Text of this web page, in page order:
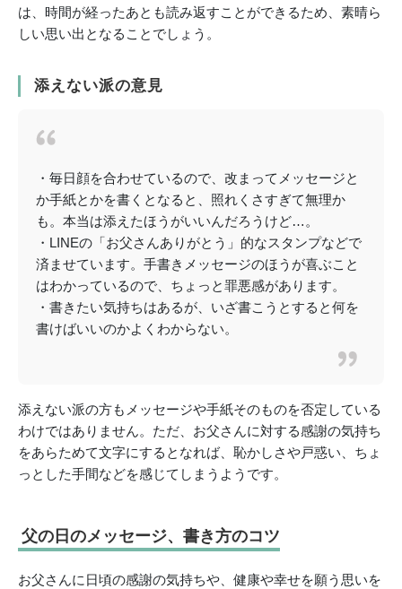
は、時間が経ったあとも読み返すことができるため、素晴ら
しい思い出となることでしょう。
添えない派の意見
・毎日顔を合わせているので、改まってメッセージと
か手紙とかを書くとなると、照れくさすぎて無理か
も。本当は添えたほうがいいんだろうけど…。
・LINEの「お父さんありがとう」的なスタンプなどで
済ませています。手書きメッセージのほうが喜ぶこと
はわかっているので、ちょっと罪悪感があります。
・書きたい気持ちはあるが、いざ書こうとすると何を
書けばいいのかよくわからない。
添えない派の方もメッセージや手紙そのものを否定している
わけではありません。ただ、お父さんに対する感謝の気持ち
をあらためて文字にするとなれば、恥かしさや戸惑い、ちょ
っとした手間などを感じてしまうようです。
父の日のメッセージ、書き方のコツ
お父さんに日頃の感謝の気持ちや、健康や幸せを願う思いを